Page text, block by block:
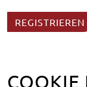
REGISTRIEREN
COOKIE